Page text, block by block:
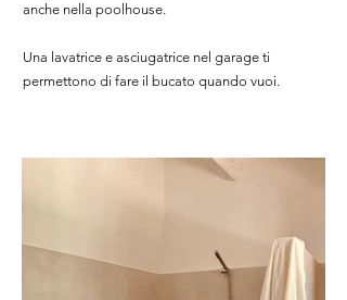
anche nella poolhouse.
Una lavatrice e asciugatrice nel garage ti
permettono di fare il bucato quando vuoi.